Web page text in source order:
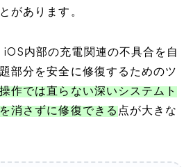
があります。
iOS内部の充電関連の不具合を自
部分を安全に修復するためのツ
作では直らない深いシステムト
消さずに修復できる 点が大きな